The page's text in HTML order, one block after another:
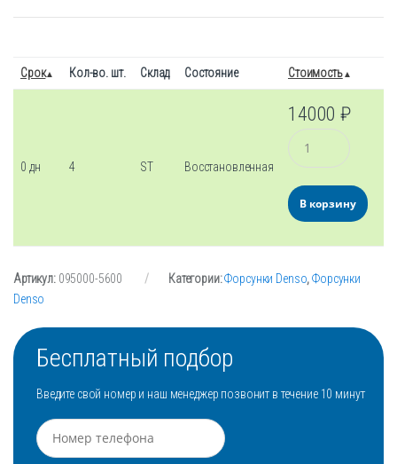
Срок Кол-во. шт. Склад Состояние Стоимость
0 дн 4 ST Восстановленная
14000₽
Количество
В корзину
Артикул: 095000-5600 Категории:Форсунки Denso,Форсунки
Denso
Бесплатный подбор
Введите свой номер и наш менеджер позвонит в течение 10 минут